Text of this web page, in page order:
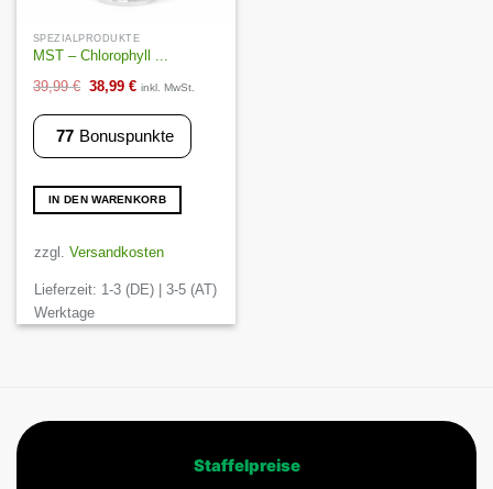
SPEZIALPRODUKTE
MST – Chlorophyll ...
39,99€ Ursprünglicher
Preis
war:
38,99 €Aktueller
Preis
ist:
inkl. MwSt.
77 Bonuspunkte
IN DEN WARENKORB
zzgl. Versandkosten
Lieferzeit: 1-3 (DE) | 3-5 (AT)
Werktage
Staffelpreise